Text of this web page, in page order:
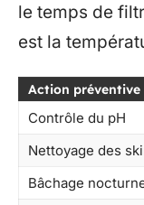
le temps de
est la
Action préventive
Contrôle du pH
Nettoyage des
Bâchage